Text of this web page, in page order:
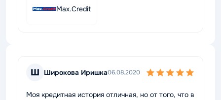
Max.Credit
Ш Широкова Иришка06.08.2020
Моя кредитная история отличная, но от того, что в